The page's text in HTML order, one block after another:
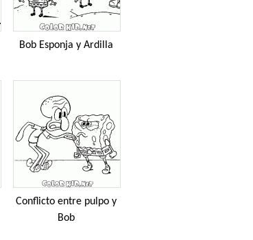
Bob Esponja y Ardilla
Conflicto entre pulpo y
Bob